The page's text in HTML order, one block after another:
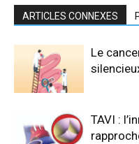
ARTICLES CONNEXES
Le
TAVI :